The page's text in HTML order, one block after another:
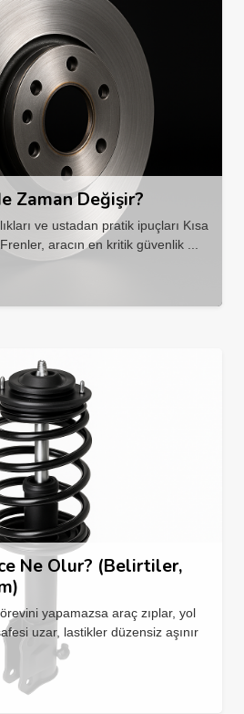
Zaman Değişir?
ve ustadan pratik ipuçları Kısa
aracın en kritik güvenlik ...
Ne Olur? (Belirtiler,
yapamazsa araç zıplar, yol
uzar, lastikler düzensiz aşınır